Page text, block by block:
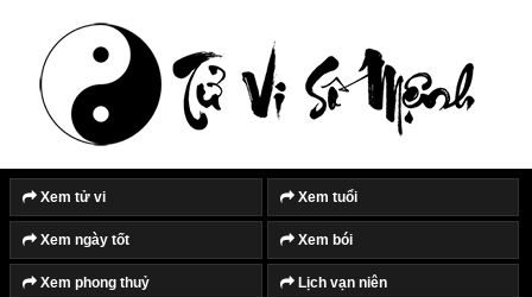
Xem tử vi Xem tuổi
Xem ngày tốt Xem bói
Xem phong thuỷ Lịch vạn niên